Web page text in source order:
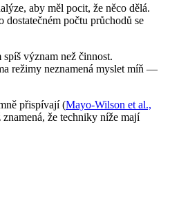
aby měl pocit, že něco dělá.
počtu průchodů se
význam než činnost.
režimy neznamená myslet míň —
přispívají (Mayo-Wilson et al.,
že techniky níže mají